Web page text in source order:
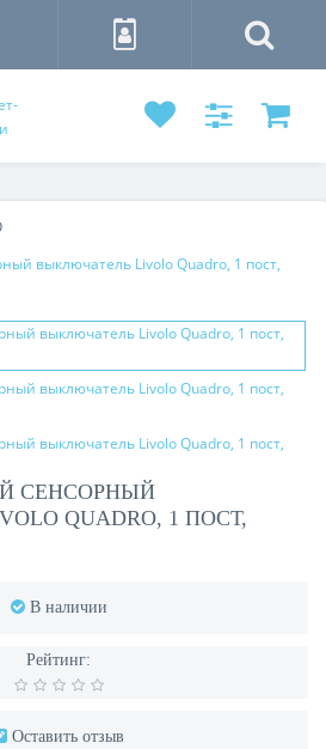
СЕНСОРНЫЙ
QUADRO, 1 ПОСТ,
В наличии
Рейтинг:
Оставить отзыв